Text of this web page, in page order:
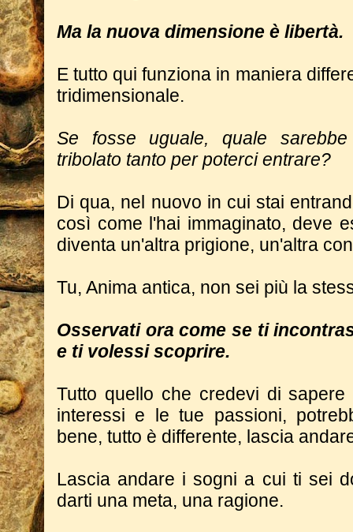
Ma la nuova dimensione è libertà.
E tutto qui funziona in maniera
tridimensionale.
Se fosse uguale, quale
tribolato tanto per poterci entrare?
Di qua, nel nuovo in cui stai
così come l'hai immaginato, deve
diventa un'altra prigione, un'altra
Tu, Anima antica, non sei più la
Osservati ora come se ti
e ti volessi scoprire.
Tutto quello che credevi di
interessi e le tue passioni,
bene, tutto è differente, lascia
Lascia andare i sogni a cui ti sei
darti una meta, una ragione.